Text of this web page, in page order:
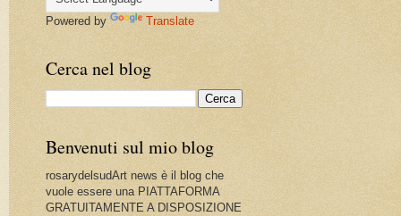
Powered by Translate
Cerca nel blog
Benvenuti sul mio blog
rosarydelsudArt news è il blog che
vuole essere una PIATTAFORMA
GRATUITAMENTE A DISPOSIZIONE